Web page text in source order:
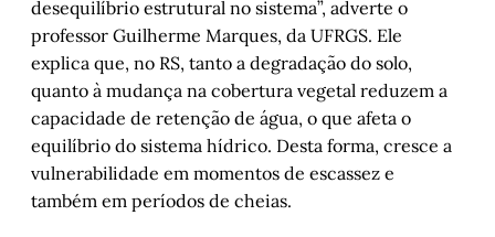
desequilíbrio estrutural no sistema”, adverte o
professor Guilherme Marques, da UFRGS. Ele
explica que, no RS, tanto a degradação do solo,
quanto à mudança na cobertura vegetal reduzem a
capacidade de retenção de água, o que afeta o
equilíbrio do sistema hídrico. Desta forma, cresce a
vulnerabilidade em momentos de escassez e
também em períodos de cheias.